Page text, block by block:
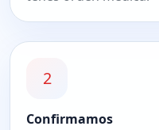
2
Confirmamos